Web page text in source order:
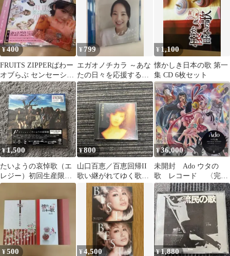
¥400
FRUITS ZIPPERぱわー
オブらぶ センセーショ
ン 通常盤鎮西寿々歌ト
レカ
¥ 799
エガオノチカラ ～あな
たの日々を応援する、
あの日の歌～ CD
¥ 1,100
懐かしき日本の歌 第一
集 CD 6枚セット
¥1,500
たいようの哀悼歌（エ
レジー）初回生産限定
盤A
¥800
山口百恵／百恵回帰II
歌い継がれてゆく歌の
ように CD
¥36,000
未開封 Ado ウタの
歌 レコード 〈完全
生産限定盤/数量限定
盤〉
¥500 ¥4,500 ¥1,880